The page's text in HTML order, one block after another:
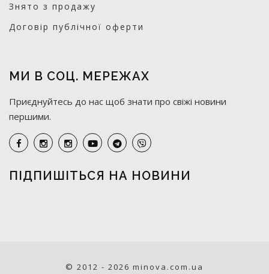
Знято з продажу
Договір публічної оферти
МИ В СОЦ. МЕРЕЖАХ
Приєднуйтесь до нас щоб знати про свіжі новини
першими.
ПІДПИШІТЬСЯ НА НОВИНИ
© 2012 - 2026 minova.com.ua